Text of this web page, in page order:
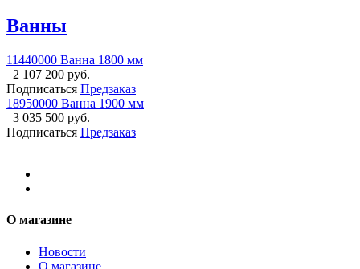
Ванны
11440000 Ванна 1800 мм
2 107 200 руб.
Подписаться Предзаказ
18950000 Ванна 1900 мм
3 035 500 руб.
Подписаться Предзаказ
О магазине
Новости
О магазине